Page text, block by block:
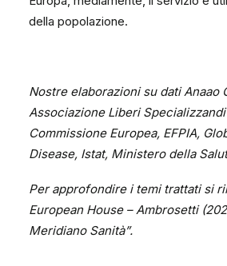
della popolazione.
Nostre elaborazioni su dati Anaao
Associazione Liberi Specializzandi
Commissione Europea, EFPIA,
Disease, Istat, Ministero della
Per approfondire i temi trattati si
European House – Ambrosetti
Meridiano Sanità”.